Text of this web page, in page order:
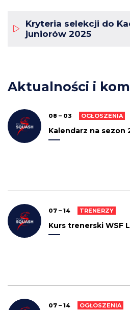
Kryteria selekcji do
juniorów 2025
Aktualności i
08 – 03 OGŁOSZENIA
Kalendarz na sezon
07 – 14 TRENERZY
Kurs trenerski WSF
07 – 14 OGŁOSZENIA